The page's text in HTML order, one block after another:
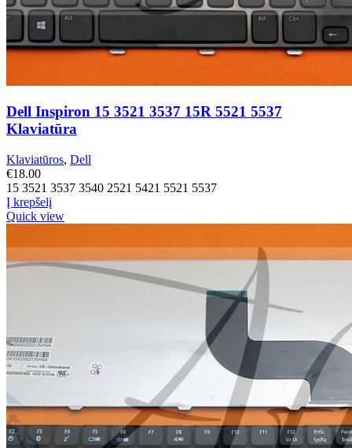
Dell Inspiron 15 3521 3537 15R 5521 5537
Klaviatūra
Klaviatūros, Dell
€18.00
15 3521 3537 3540 2521 5421 5521 5537
Į krepšelį
Quick view